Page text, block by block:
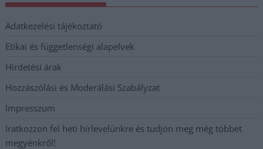
Adatkezelési tájékoztató
Etikai és függetlenségi alapelvek
Hirdetési árak
Hozzászólási és Moderálási Szabályzat
Impresszum
Iratkozzon fel heti hírlevelünkre és tudjon meg még többet
megyénkről!